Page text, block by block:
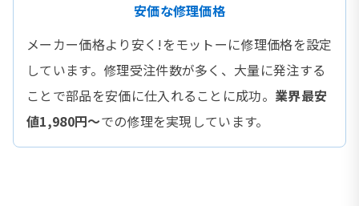
安価な修理価格
メーカー価格より安く!をモットーに修理価格を設定
しています。修理受注件数が多く、大量に発注する
ことで部品を安価に仕入れることに成功。 業界最安
値1,980円〜での修理を実現しています。